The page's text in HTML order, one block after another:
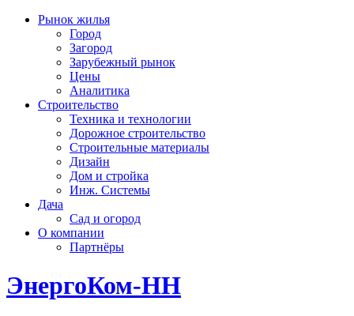
Рынок жилья
Город
Загород
Зарубежный рынок
Цены
Аналитика
Строительство
Техника и технологии
Дорожное строительство
Строительные материалы
Дизайн
Дом и стройка
Инж. Системы
Дача
Сад и огород
О компании
Партнёры
ЭнергоКом-НН